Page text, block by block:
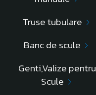
Truse tubulare
Banc de scule
Genti,Valize pentru
Scule
Review-uri